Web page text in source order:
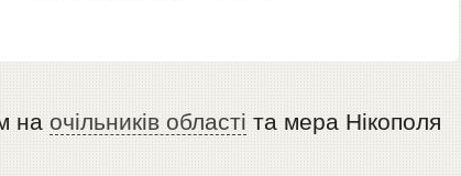
наочільників області та мера Нікополя